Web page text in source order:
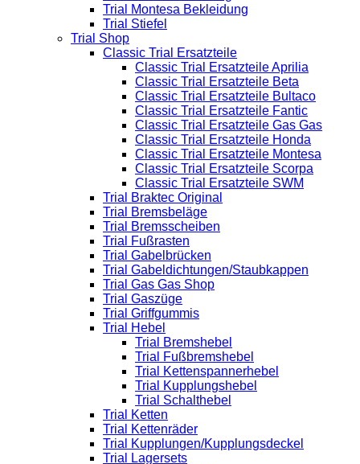
Trial Montesa Bekleidung
Trial Stiefel
Trial Shop
Classic Trial Ersatzteile
Classic Trial Ersatzteile Aprilia
Classic Trial Ersatzteile Beta
Classic Trial Ersatzteile Bultaco
Classic Trial Ersatzteile Fantic
Classic Trial Ersatzteile Gas Gas
Classic Trial Ersatzteile Honda
Classic Trial Ersatzteile Montesa
Classic Trial Ersatzteile Scorpa
Classic Trial Ersatzteile SWM
Trial Braktec Original
Trial Bremsbeläge
Trial Bremsscheiben
Trial Fußrasten
Trial Gabelbrücken
Trial Gabeldichtungen/Staubkappen
Trial Gas Gas Shop
Trial Gaszüge
Trial Griffgummis
Trial Hebel
Trial Bremshebel
Trial Fußbremshebel
Trial Kettenspannerhebel
Trial Kupplungshebel
Trial Schalthebel
Trial Ketten
Trial Kettenräder
Trial Kupplungen/Kupplungsdeckel
Trial Lagersets